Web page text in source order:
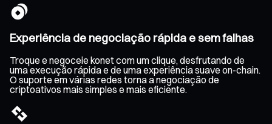
Experiência de negociação rápida e sem falhas
Troque e negoceie konet com um clique, desfrutando de
uma execução rápida e de uma experiência suave on-chain.
O suporte em várias redes torna a negociação de
criptoativos mais simples e mais eficiente.